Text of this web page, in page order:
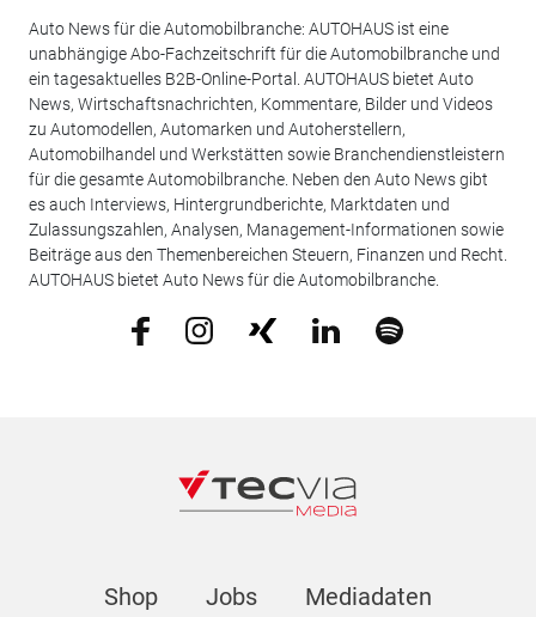
Auto News für die Automobilbranche: AUTOHAUS ist eine
unabhängige Abo-Fachzeitschrift für die Automobilbranche und
ein tagesaktuelles B2B-Online-Portal. AUTOHAUS bietet Auto
News, Wirtschaftsnachrichten, Kommentare, Bilder und Videos
zu Automodellen, Automarken und Autoherstellern,
Automobilhandel und Werkstätten sowie Branchendienstleistern
für die gesamte Automobilbranche. Neben den Auto News gibt
es auch Interviews, Hintergrundberichte, Marktdaten und
Zulassungszahlen, Analysen, Management-Informationen sowie
Beiträge aus den Themenbereichen Steuern, Finanzen und Recht.
AUTOHAUS bietet Auto News für die Automobilbranche.
Shop Jobs Mediadaten